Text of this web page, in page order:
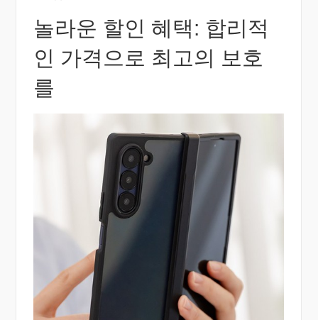
놀라운 할인 혜택: 합리적
인 가격으로 최고의 보호
를